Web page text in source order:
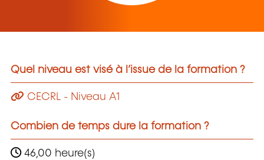
Quel niveau est visé à l’issue de la formation ?
CECRL - Niveau A1
Combien de temps dure la formation ?
46,00 heure(s)